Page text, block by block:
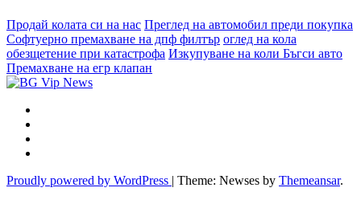
Продай колата си на нас Преглед на автомобил преди покупка
Софтуерно премахване на дпф филтър оглед на кола
обезщетение при катастрофа Изкупуване на коли Бъгси авто
Премахване на егр клапан
Proudly powered by WordPress | Theme: Newses by Themeansar.